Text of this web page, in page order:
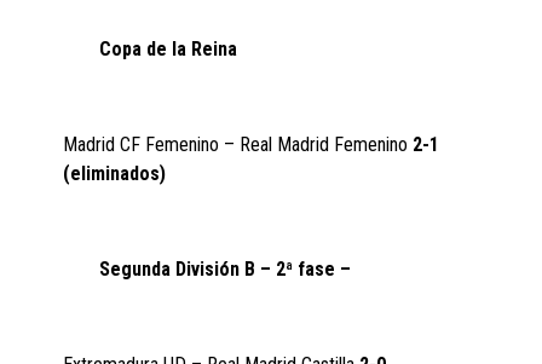
Copa de la Reina
Madrid CF Femenino – Real Madrid Femenino 2-1
(eliminados)
Segunda División B – 2ª fase –